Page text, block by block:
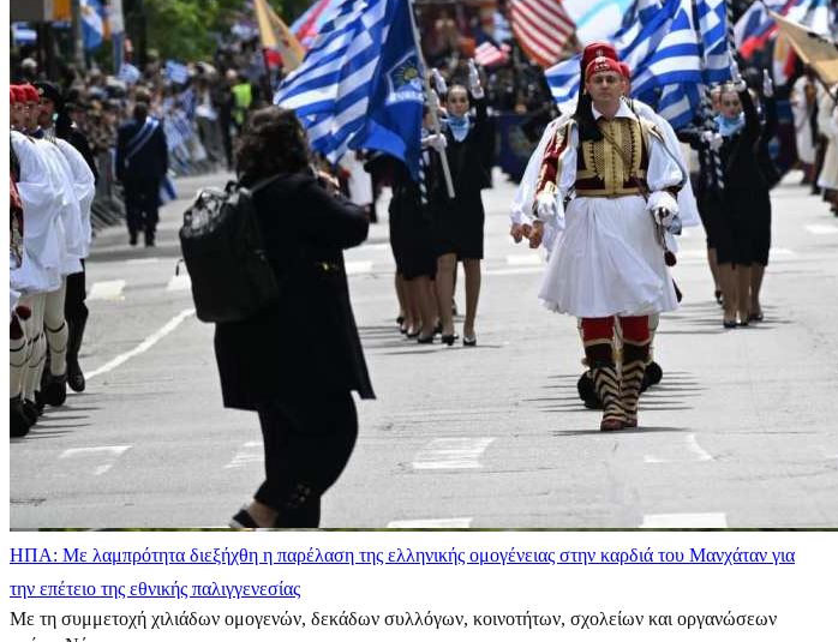
ΗΠΑ: Με λαμπρότητα διεξήχθη η παρέλαση της ελληνικής ομογένειας στην καρδιά του Μανχάταν για
την επέτειο της εθνικής παλιγγενεσίας
Με τη συμμετοχή χιλιάδων ομογενών, δεκάδων συλλόγων, κοινοτήτων, σχολείων και οργανώσεων